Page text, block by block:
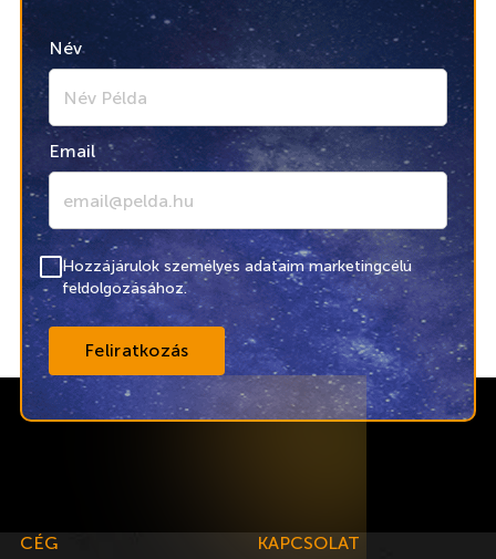
Név
Email
Hozzájárulok személyes adataim marketingcélú
feldolgozásához.
CÉG KAPCSOLAT